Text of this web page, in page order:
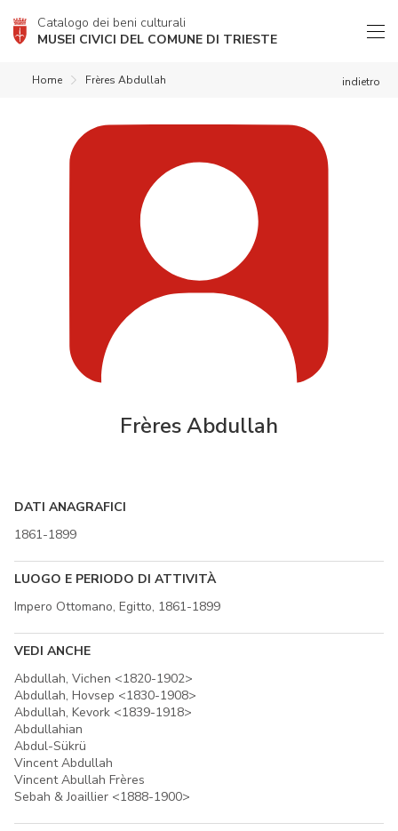
Catalogo dei beni culturali
MUSEI CIVICI DEL COMUNE DI TRIESTE
indietro
Home Frères Abdullah
Frères Abdullah
DATI ANAGRAFICI
1861-1899
LUOGO E PERIODO DI ATTIVITÀ
Impero Ottomano, Egitto, 1861-1899
VEDI ANCHE
Abdullah, Vichen <1820-1902>
Abdullah, Hovsep <1830-1908>
Abdullah, Kevork <1839-1918>
Abdullahian
Abdul-Sükrü
Vincent Abdullah
Vincent Abullah Frères
Sebah & Joaillier <1888-1900>